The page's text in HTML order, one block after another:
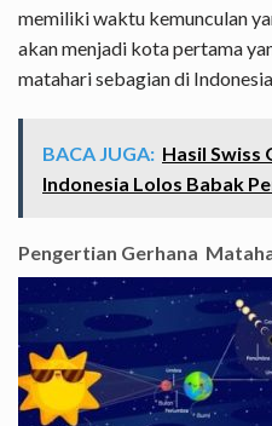
memiliki waktu kemunculan
akan menjadi kota pertama
matahari sebagian di Indonesia.
BACA JUGA: Hasil Swiss
Indonesia Lolos Babak
Pengertian Gerhana